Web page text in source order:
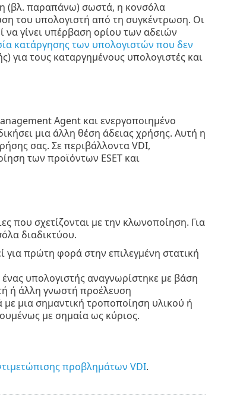
(βλ. παραπάνω) σωστά, η κονσόλα
του υπολογιστή από τη συγκέντρωση. Οι
να γίνει υπέρβαση ορίου των αδειών
κατάργησης των υπολογιστών που δεν
για τους καταργημένους υπολογιστές και
Agent και ενεργοποιημένο
μια άλλη θέση άδειας χρήσης. Αυτή η
σας. Σε περιβάλλοντα VDI,
των προϊόντων ESET και
που σχετίζονται με την κλωνοποίηση. Για
διαδικτύου.
για πρώτη φορά στην επιλεγμένη στατική
υπολογιστής αναγνωρίστηκε με βάση
ή άλλη γνωστή προέλευση
με μια σημαντική τροποποίηση υλικού ή
με σημαία ως κύριος.
προβλημάτων VDI.